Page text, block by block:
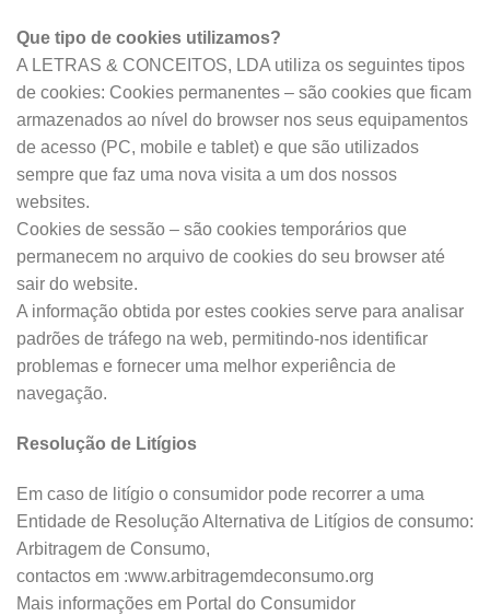
Que tipo de cookies utilizamos?
A LETRAS & CONCEITOS, LDA utiliza os seguintes tipos
de cookies: Cookies permanentes – são cookies que ficam
armazenados ao nível do browser nos seus equipamentos
de acesso (PC, mobile e tablet) e que são utilizados
sempre que faz uma nova visita a um dos nossos
websites.
Cookies de sessão – são cookies temporários que
permanecem no arquivo de cookies do seu browser até
sair do website.
A informação obtida por estes cookies serve para analisar
padrões de tráfego na web, permitindo-nos identificar
problemas e fornecer uma melhor experiência de
navegação.
Resolução de Litígios
Em caso de litígio o consumidor pode recorrer a uma
Entidade de Resolução Alternativa de Litígios de consumo:
Arbitragem de Consumo,
contactos em :www.arbitragemdeconsumo.org
Mais informações em Portal do Consumidor